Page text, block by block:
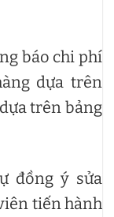
báo chi phí
dựa trên
trên bảng
đồng ý sửa
tiến hành